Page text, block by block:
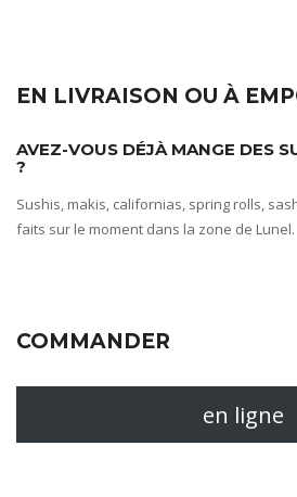
EN LIVRAISON OU À
AVEZ-VOUS DÉJÀ MANGE DES
?
Sushis, makis, californias, spring rolls,
faits sur le moment dans la zone de Lunel.
COMMANDER
en ligne